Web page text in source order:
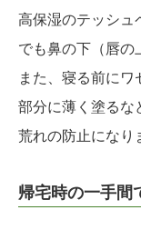
高保湿のテッシュ
でも鼻の下（唇の
また、寝る前に
部分に薄く塗るな
荒れの防止になり
帰宅時の一手間